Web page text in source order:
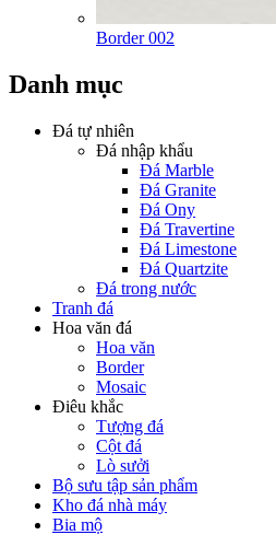
Border 002
Danh mục
Đá tự nhiên
Đá nhập khẩu
Đá Marble
Đá Granite
Đá Ony
Đá Travertine
Đá Limestone
Đá Quartzite
Đá trong nước
Tranh đá
Hoa văn đá
Hoa văn
Border
Mosaic
Điêu khắc
Tượng đá
Cột đá
Lò sưởi
Bộ sưu tập sản phẩm
Kho đá nhà máy
Bia mộ